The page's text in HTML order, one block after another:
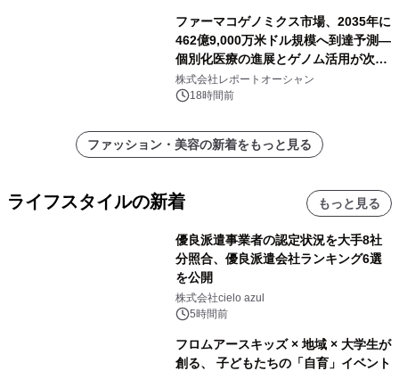
ファーマコゲノミクス市場、2035年に
462億9,000万米ドル規模へ到達予測―
個別化医療の進展とゲノム活用が次世
代ヘルスケア投資を加速
株式会社レポートオーシャン
18時間前
ファッション・美容の新着をもっと見る
ライフスタイルの新着 もっと見る
優良派遣事業者の認定状況を大手8社
分照合、優良派遣会社ランキング6選
を公開
株式会社cielo azul
5時間前
フロムアースキッズ × 地域 × 大学生が
創る、 子どもたちの「自育」イベント